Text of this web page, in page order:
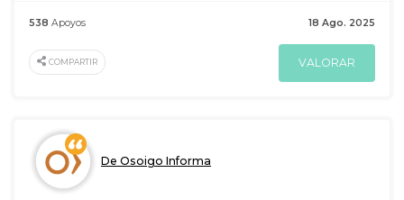
18 Ago. 2025
538 Apoyos
COMPARTIR VALORAR
De Osoigo Informa